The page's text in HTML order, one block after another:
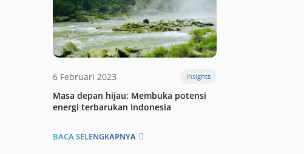
6 Februari 2023 Insights
Masa depan hijau: Membuka potensi
energi terbarukan Indonesia
BACA SELENGKAPNYA